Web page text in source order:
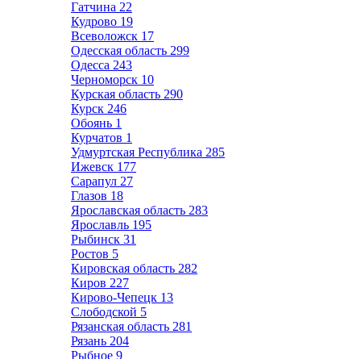
Гатчина 22
Кудрово 19
Всеволожск 17
Одесская область 299
Одесса 243
Черноморск 10
Курская область 290
Курск 246
Обоянь 1
Курчатов 1
Удмуртская Республика 285
Ижевск 177
Сарапул 27
Глазов 18
Ярославская область 283
Ярославль 195
Рыбинск 31
Ростов 5
Кировская область 282
Киров 227
Кирово-Чепецк 13
Слободской 5
Рязанская область 281
Рязань 204
Рыбное 9